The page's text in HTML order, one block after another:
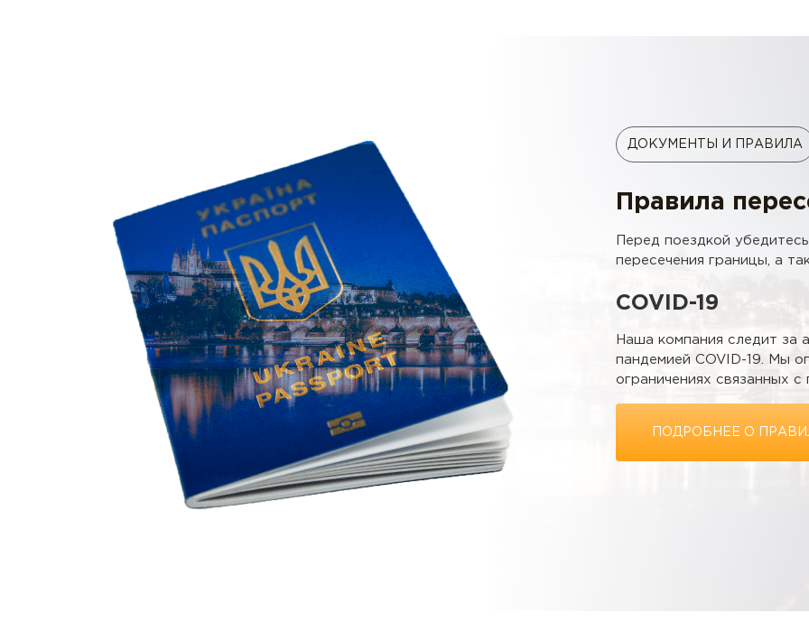
ДОКУМЕНТЫ И ПРАВИЛА
Правила
Перед поездкой
пересечения границы, а
COVID-19
Наша компания следит за
пандемией COVID-19. Мы
ограничениях связанных с
ПОДРОБНЕЕ О